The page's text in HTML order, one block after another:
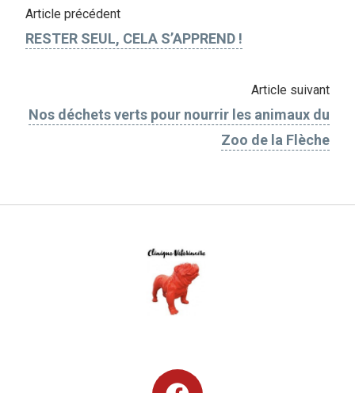
Article précédent
RESTER SEUL, CELA S’APPREND !
Article suivant
Nos déchets verts pour nourrir les animaux du
Zoo de la Flèche